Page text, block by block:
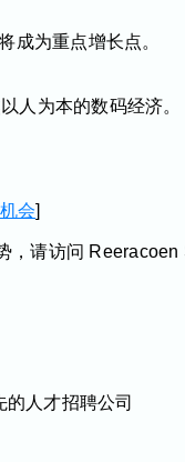
成为重点增长点。
人为本的数码经济。
会]
请访问 Reeracoen
人才招聘公司